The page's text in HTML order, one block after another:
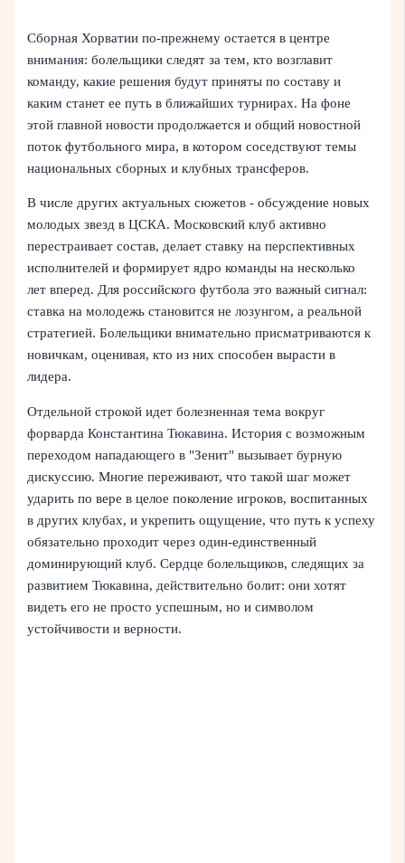
Сборная Хорватии по-прежнему остается в центре
внимания: болельщики следят за тем, кто возглавит
команду, какие решения будут приняты по составу и
каким станет ее путь в ближайших турнирах. На фоне
этой главной новости продолжается и общий новостной
поток футбольного мира, в котором соседствуют темы
национальных сборных и клубных трансферов.
В числе других актуальных сюжетов - обсуждение новых
молодых звезд в ЦСКА. Московский клуб активно
перестраивает состав, делает ставку на перспективных
исполнителей и формирует ядро команды на несколько
лет вперед. Для российского футбола это важный сигнал:
ставка на молодежь становится не лозунгом, а реальной
стратегией. Болельщики внимательно присматриваются к
новичкам, оценивая, кто из них способен вырасти в
лидера.
Отдельной строкой идет болезненная тема вокруг
форварда Константина Тюкавина. История с возможным
переходом нападающего в "Зенит" вызывает бурную
дискуссию. Многие переживают, что такой шаг может
ударить по вере в целое поколение игроков, воспитанных
в других клубах, и укрепить ощущение, что путь к успеху
обязательно проходит через один-единственный
доминирующий клуб. Сердце болельщиков, следящих за
развитием Тюкавина, действительно болит: они хотят
видеть его не просто успешным, но и символом
устойчивости и верности.